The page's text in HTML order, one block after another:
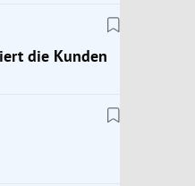
die Kunden